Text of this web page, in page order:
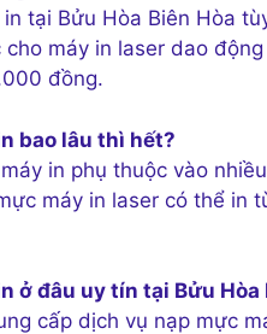
tại Bửu Hòa Biên Hòa
cho máy in laser dao
đồng.
bao lâu thì hết?
in phụ thuộc vào
máy in laser có thể in
ở đâu uy tín tại Bửu Hòa
cấp dịch vụ nạp mực